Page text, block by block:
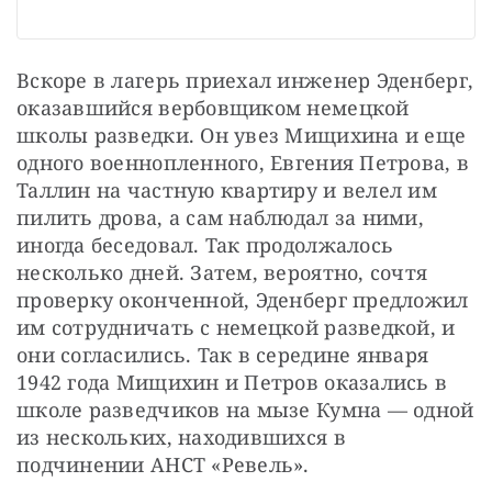
Вскоре в лагерь приехал инженер Эденберг,
оказавшийся вербовщиком немецкой
школы разведки. Он увез Мищихина и еще
одного военнопленного, Евгения Петрова, в
Таллин на частную квартиру и велел им
пилить дрова, а сам наблюдал за ними,
иногда беседовал. Так продолжалось
несколько дней. Затем, вероятно, сочтя
проверку оконченной, Эденберг предложил
им сотрудничать с немецкой разведкой, и
они согласились. Так в середине января
1942 года Мищихин и Петров оказались в
школе разведчиков на мызе Кумна — одной
из нескольких, находившихся в
подчинении АНСТ «Ревель».